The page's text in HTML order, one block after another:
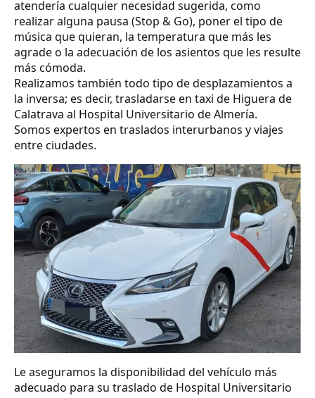
atendería cualquier necesidad sugerida, como
realizar alguna pausa (Stop & Go), poner el tipo de
música que quieran, la temperatura que más les
agrade o la adecuación de los asientos que les resulte
más cómoda.
Realizamos también todo tipo de desplazamientos a
la inversa; es decir, trasladarse en taxi de Higuera de
Calatrava al Hospital Universitario de Almería.
Somos expertos en traslados interurbanos y viajes
entre ciudades.
Le aseguramos la disponibilidad del vehículo más
adecuado para su traslado de Hospital Universitario